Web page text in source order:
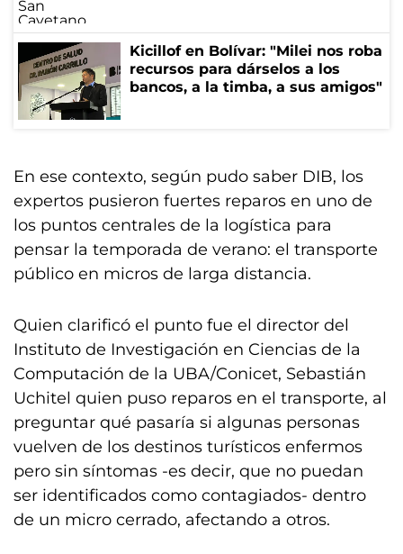
Kicillof en Bolívar: "Milei nos roba
recursos para dárselos a los
bancos, a la timba, a sus amigos"
En ese contexto, según pudo saber DIB, los
expertos pusieron fuertes reparos en uno de
los puntos centrales de la logística para
pensar la temporada de verano: el transporte
público en micros de larga distancia.
Quien clarificó el punto fue el director del
Instituto de Investigación en Ciencias de la
Computación de la UBA/Conicet, Sebastián
Uchitel quien puso reparos en el transporte, al
preguntar qué pasaría si algunas personas
vuelven de los destinos turísticos enfermos
pero sin síntomas -es decir, que no puedan
ser identificados como contagiados- dentro
de un micro cerrado, afectando a otros.